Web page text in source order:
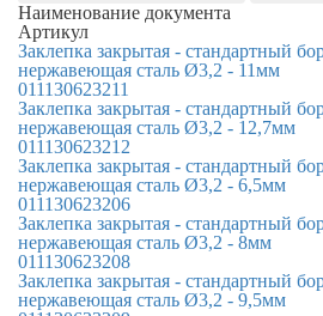
Наименование документа
Артикул
Заклепка закрытая - стандартный
нержавеющая сталь Ø3,2 - 11мм
011130623211
Заклепка закрытая - стандартный
нержавеющая сталь Ø3,2 - 12,7мм
011130623212
Заклепка закрытая - стандартный
нержавеющая сталь Ø3,2 - 6,5мм
011130623206
Заклепка закрытая - стандартный
нержавеющая сталь Ø3,2 - 8мм
011130623208
Заклепка закрытая - стандартный
нержавеющая сталь Ø3,2 - 9,5мм